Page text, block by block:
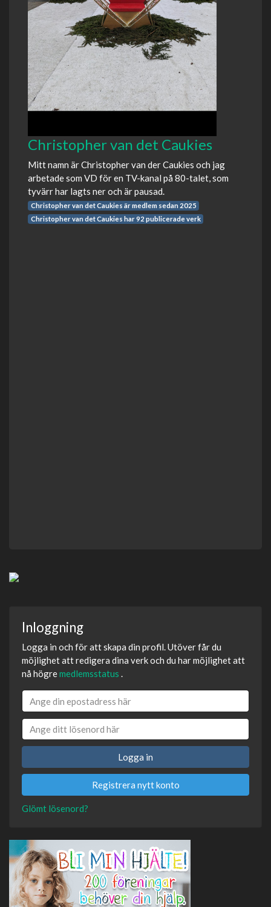
Christopher van det Caukies
Mitt namn är Christopher van der Caukies och jag
arbetade som VD för en TV-kanal på 80-talet, som
tyvärr har lagts ner och är pausad.
Christopher van det Caukies är medlem sedan 2025
Christopher van det Caukies har 92 publicerade verk
Inloggning
Logga in och för att skapa din profil. Utöver får du
möjlighet att redigera dina verk och du har möjlighet att
nå högremedlemsstatus .
Logga in
Registrera nytt konto
Glömt lösenord?